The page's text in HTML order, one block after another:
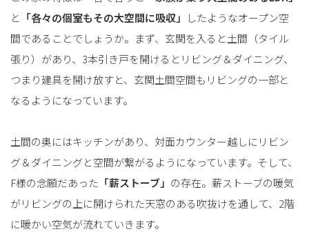
と 「各々の個室もその大空間に吸収」
したようなオープン空
間であることでしょうか。まず、玄関を入ると土間（タイル
張り）があり、3本引き戸を開けるとリビング＆ダイニング、
つまり建具を開け放すと、玄関土間空間もリビングの一部と
なるようになっています。
土間の奥にはキッチンがあり、対面カウンター越しにリビン
グ＆ダイニングと空間が繋がるようになっています。そして、
F様の念願だあった 「薪ストーブ」 の存在。薪ストーブの暖気
がリビングの上に開けられた天窓のある吹抜けを通して、2階
に暖かい空気が流れていきます。